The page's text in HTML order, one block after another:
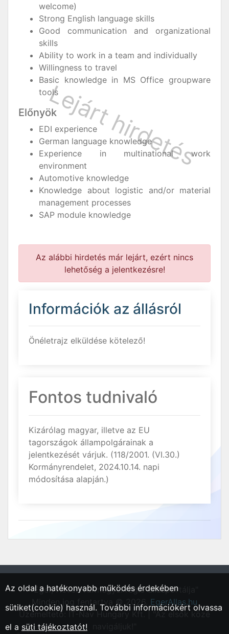
welcome)
Strong English language skills
Good communication and organizational
skills
Ability to work in a team and individually
Willingness to travel
Basic knowledge in MS Office groupware
tools
Előnyök
EDI experience
German language knowledge
Experience in multinational work
environment
Automotive knowledge
Knowledge about logistic and/or material
management processes
SAP module knowledge
Az alábbi hirdetés már lejárt, ezért nincs
lehetőség a jelentkezésre!
Információk az állásról
Önéletrajz elküldése kötelező!
Fontos tudnivaló
Kizárólag magyar, illetve az EU
tagországok állampolgárainak a
jelentkezését várjuk. (118/2001. (VI.30.)
Kormányrendelet, 2024.10.14. napi
módosítása alapján.)
"Eger, Heves vármegyei régió állásportálja"
Minden jog fentartva © 2026. EgerAllas.hu
Üzemeltető: IT-Nav Hungary Kft. | "Az elsők közé
Az oldal a hatékonyabb működés érdekében
sütiket(cookie) használ. További információkért olvassa
el a süti tájékoztatót!